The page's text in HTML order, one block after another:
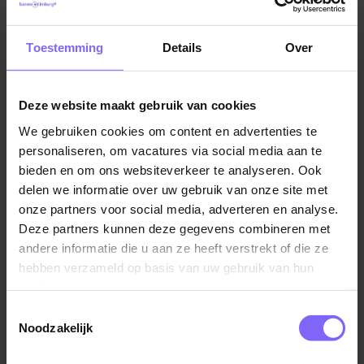
Toestemming Details Over
Deze website maakt gebruik van cookies
We gebruiken cookies om content en advertenties te
personaliseren, om vacatures via social media aan te
bieden en om ons websiteverkeer te analyseren. Ook
delen we informatie over uw gebruik van onze site met
onze partners voor social media, adverteren en analyse.
Deze partners kunnen deze gegevens combineren met
andere informatie die u aan ze heeft verstrekt of die ze
hebben verzameld op basis van uw gebruik van hun
Noodzakelijk
nog interessanter maakt, is dat Wijlre volop
naar werk in deeltijd. Binnen korte tijd bereik je ook
meerdere grote steden waar nog meer
als verkoop, horeca en administratie.
Wijlre is een plaats in de provincie Limburg in
Nederland. Het ligt in het zuiden van Nederland, in de
regio Zuid-Limburg. Wijlre is een klein dorp in een
mooie landelijke omgeving en maakt deel uit van de
gemeente Gulpen-Wittem. Wijlre is een landelijke
gemeenschap en biedt een rustige en vredige
omgeving om in te werken. Als je op zoek bent naar
een plek waar je kunt ontsnappen aan de drukte van